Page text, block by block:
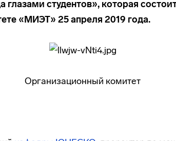
глазами студентов», которая
«МИЭТ» 25 апреля 2019 года.
Организационный комитет